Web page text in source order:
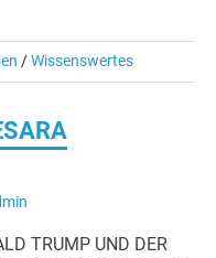
/Wissenswertes
TRUMP UND DER